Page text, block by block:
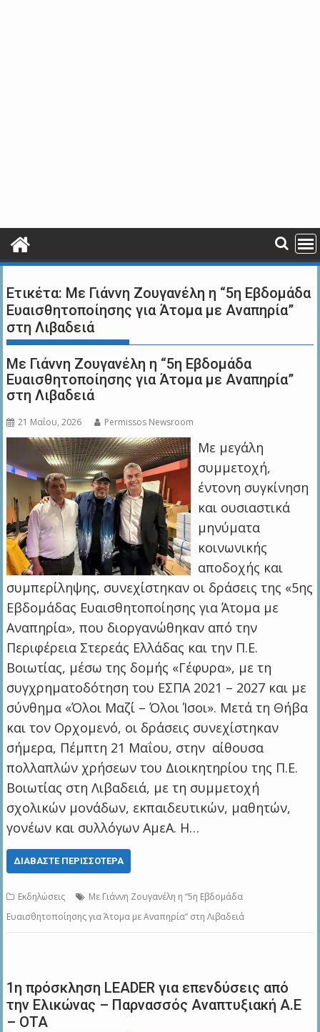
Ετικέτα: Με Γιάννη Ζουγανέλη η “5η Εβδομάδα
Ευαισθητοποίησης για Άτομα με Αναπηρία”
στη Λιβαδειά
Με Γιάννη Ζουγανέλη η “5η Εβδομάδα
Ευαισθητοποίησης για Άτομα με Αναπηρία”
στη Λιβαδειά
21 Μαΐου, 2026 Permissos Newsroom
Με μεγάλη
συμμετοχή,
έντονη συγκίνηση
και ουσιαστικά
μηνύματα
κοινωνικής
αποδοχής και
συμπερίληψης, συνεχίστηκαν οι δράσεις της «5ης
Εβδομάδας Ευαισθητοποίησης για Άτομα με
Αναπηρία», που διοργανώθηκαν από την
Περιφέρεια Στερεάς Ελλάδας και την Π.Ε.
Βοιωτίας, μέσω της δομής «Γέφυρα», με τη
συγχρηματοδότηση του ΕΣΠΑ 2021 – 2027 και με
σύνθημα «Όλοι Μαζί – Όλοι Ίσοι». Μετά τη Θήβα
και τον Ορχομενό, οι δράσεις συνεχίστηκαν
σήμερα, Πέμπτη 21 Μαΐου, στην αίθουσα
πολλαπλών χρήσεων του Διοικητηρίου της Π.Ε.
Βοιωτίας στη Λιβαδειά, με τη συμμετοχή
σχολικών μονάδων, εκπαιδευτικών, μαθητών,
γονέων και συλλόγων ΑμεΑ. Η…
ΔΙΑΒΆΣΤΕ ΠΕΡΙΣΣΌΤΕΡΑ
Εκδηλώσεις
Με Γιάννη Ζουγανέλη η “5η Εβδομάδα
Ευαισθητοποίησης για Άτομα με Αναπηρία” στη Λιβαδειά
1η πρόσκληση LEADER για επενδύσεις από
την Ελικώνας – Παρνασσός Αναπτυξιακή Α.Ε
– ΟΤΑ